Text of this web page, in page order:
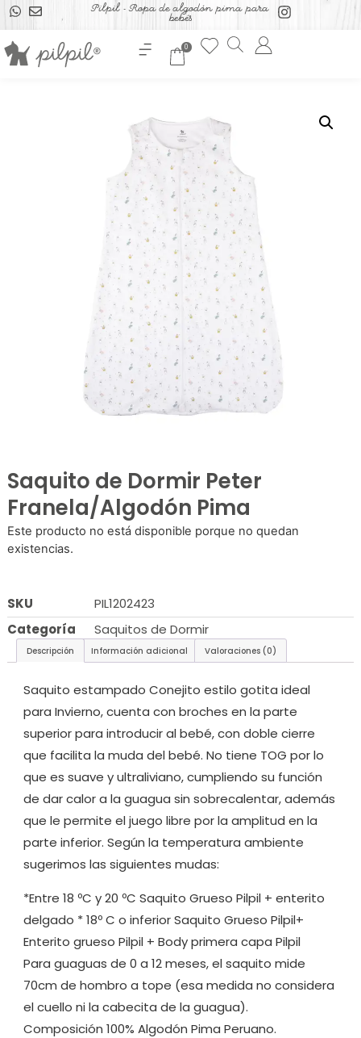
Pilpil - Ropa de algodón pima para
bebés
0
Saquito de Dormir Peter
Franela/Algodón Pima
Este producto no está disponible porque no quedan
existencias.
SKU
PIL1202423
Categoría
Saquitos de Dormir
Descripción Información adicional Valoraciones (0)
Saquito estampado Conejito estilo gotita ideal
para Invierno, cuenta con broches en la parte
superior para introducir al bebé, con doble cierre
que facilita la muda del bebé. No tiene TOG por lo
que es suave y ultraliviano, cumpliendo su función
de dar calor a la guagua sin sobrecalentar, además
que le permite el juego libre por la amplitud en la
parte inferior. Según la temperatura ambiente
sugerimos las siguientes mudas:
*Entre 18 ºC y 20 ºC Saquito Grueso Pilpil + enterito
delgado * 18º C o inferior Saquito Grueso Pilpil+
Enterito grueso Pilpil + Body primera capa Pilpil
Para guaguas de 0 a 12 meses, el saquito mide
70cm de hombro a tope (esa medida no considera
el cuello ni la cabecita de la guagua).
Composición 100% Algodón Pima Peruano.